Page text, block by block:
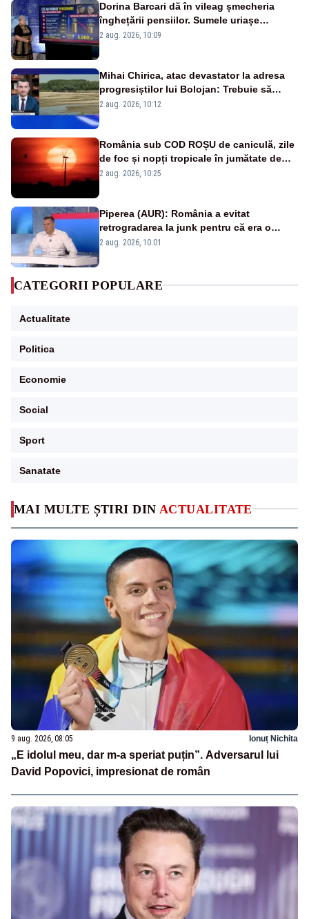
MAI MULTE ȘTIRI DIN ACTUALITATE
9 aug. 2026, 08:05 Ionuț Nichita
„E idolul meu, dar m-a speriat puțin”. Adversarul lui
David Popovici, impresionat de român
Dorina Barcari dă în vileag șmecheria
înghețării pensiilor. Sumele uriașe
pierdute de fiecare român
2 aug. 2026, 10:09
Mihai Chirica, atac devastator la adresa
progresiștilor lui Bolojan: Trebuie să
protejăm și natura, dar nu șținem omaneii
2 aug. 2026, 10:12
România sub COD ROȘU de caniculă, zile
de foc și nopți tropicale în jumătate de
țară
2 aug. 2026, 10:25
Piperea (AUR): România a evitat
retrogradarea la junk pentru că era o
catastrofă pentru bănci și fondurile de
2 aug. 2026, 10:01
CATEGORII POPULARE
Actualitate
Politica
Economie
Social
Sport
Sanatate